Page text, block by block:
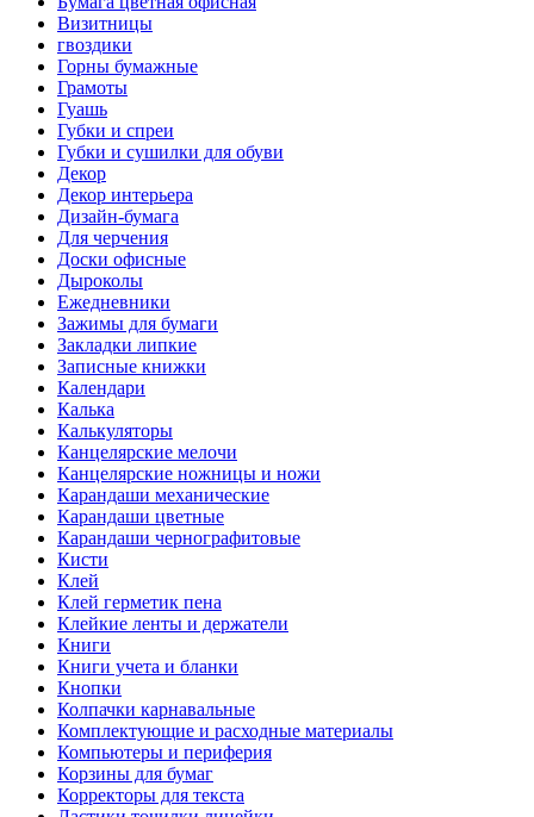
Визитницы
гвоздики
Горны бумажные
Грамоты
Гуашь
Губки и спреи
Губки и сушилки для обуви
Декор
Декор интерьера
Дизайн-бумага
Для черчения
Доски офисные
Дыроколы
Ежедневники
Зажимы для бумаги
Закладки липкие
Записные книжки
Календари
Калька
Калькуляторы
Канцелярские мелочи
Канцелярские ножницы и ножи
Карандаши механические
Карандаши цветные
Карандаши чернографитовые
Кисти
Клей
Клей герметик пена
Клейкие ленты и держатели
Книги
Книги учета и бланки
Кнопки
Колпачки карнавальные
Комплектующие и расходные материалы
Компьютеры и периферия
Корзины для бумаг
Корректоры для текста